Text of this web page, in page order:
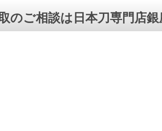
のご相談は日本刀専門店